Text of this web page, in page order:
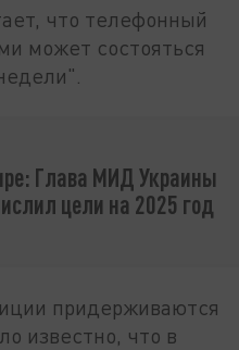
что телефонный
может состояться
Глава МИД Украины
цели на 2025 год
придерживаются
известно, что в